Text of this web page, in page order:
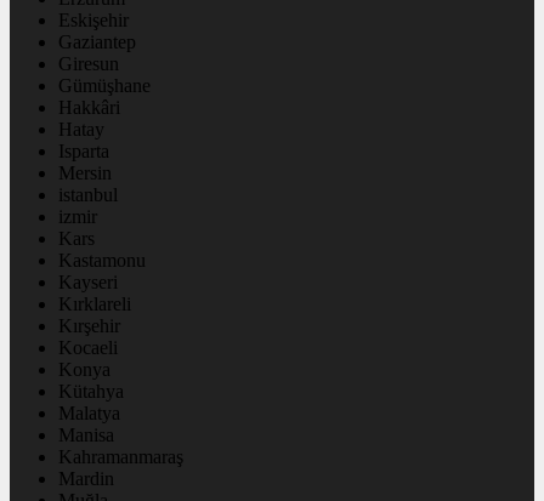
Eskişehir
Gaziantep
Giresun
Gümüşhane
Hakkâri
Hatay
Isparta
Mersin
istanbul
izmir
Kars
Kastamonu
Kayseri
Kırklareli
Kırşehir
Kocaeli
Konya
Kütahya
Malatya
Manisa
Kahramanmaraş
Mardin